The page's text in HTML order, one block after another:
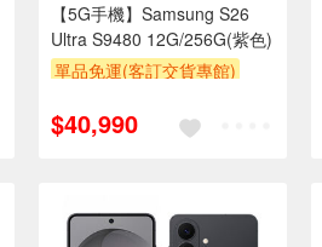
【5G手機】Samsung S26
Ultra S9480 12G/256G(紫色)
單品免運(客訂交貨專館)
$40,990